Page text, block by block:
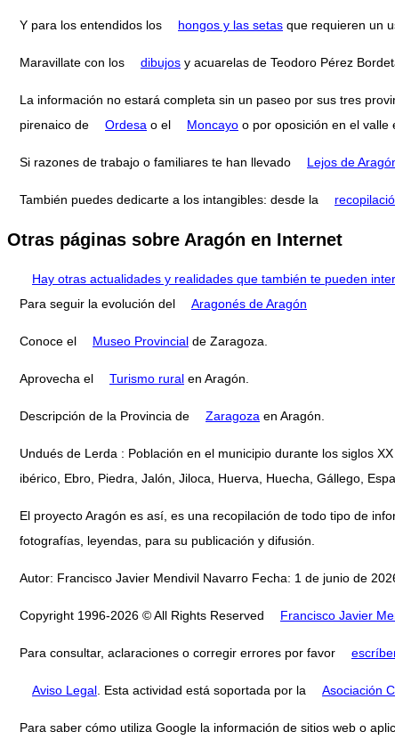
Y para los entendidos los hongos y las setas que requieren un
Maravillate con los dibujos y acuarelas de Teodoro Pérez
La información no estará completa sin un paseo por sus tres
pirenaico de
Ordesa o el Moncayo o por oposición en el valle
Si razones de trabajo o familiares te han llevado Lejos de
También puedes dedicarte a los intangibles: desde la
Otras páginas sobre Aragón en Internet
Hay otras actualidades y realidades que también te pueden
Para seguir la evolución del
Aragonés de Aragón
Conoce el Museo Provincial de Zaragoza.
Aprovecha el Turismo rural en Aragón.
Descripción de la Provincia de Zaragoza en Aragón.
Undués de Lerda : Población en el municipio durante los siglos
ibérico, Ebro, Piedra, Jalón, Jiloca, Huerva, Huecha, Gállego,
El proyecto Aragón es así, es una recopilación de todo tipo de
fotografías, leyendas, para su publicación y difusión.
Autor: Francisco Javier Mendivil Navarro Fecha: 1 de junio de
Copyright 1996-2026 © All Rights Reserved Francisco Javier
Para consultar, aclaraciones o corregir errores por favor
Aviso Legal . Esta actividad está soportada por la Asociación
Para saber cómo utiliza Google la información de sitios web o